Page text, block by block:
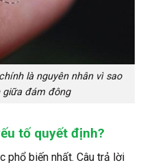
là nguyên nhân vì sao
giữa đám đông
tố quyết định?
phổ biến nhất. Câu trả lời